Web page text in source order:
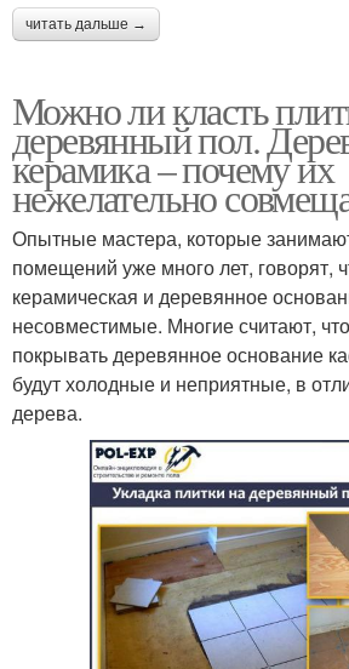
читать дальше →
Можно ли класть
деревянный пол.
керамика – почему их
нежелательно
Опытные мастера, которые
помещений уже много лет, говорят,
керамическая и деревянное
несовместимые. Многие считают,
покрывать деревянное основание
будут холодные и неприятные, в
дерева.